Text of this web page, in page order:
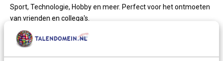
Sport, Technologie, Hobby en meer. Perfect voor het ontmoeten
van vrienden en collega's.
5) Talk business zakelijk Italiaans